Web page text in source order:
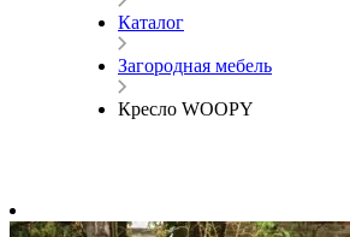
Каталог
Загородная мебель
Кресло WOOPY